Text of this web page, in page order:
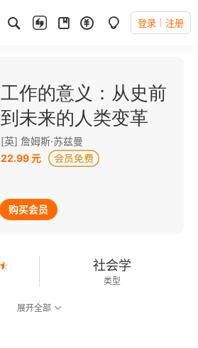
登录 注册
工作的意义：从史前
到未来的人类变革
[英] 詹姆斯·苏兹曼
22.99 元
购买会员
社会学
类型
展开全部